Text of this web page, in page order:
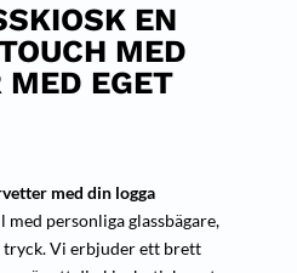
EN
MED
MED EGET
med din logga
personliga glassbägare,
Vi erbjuder ett brett